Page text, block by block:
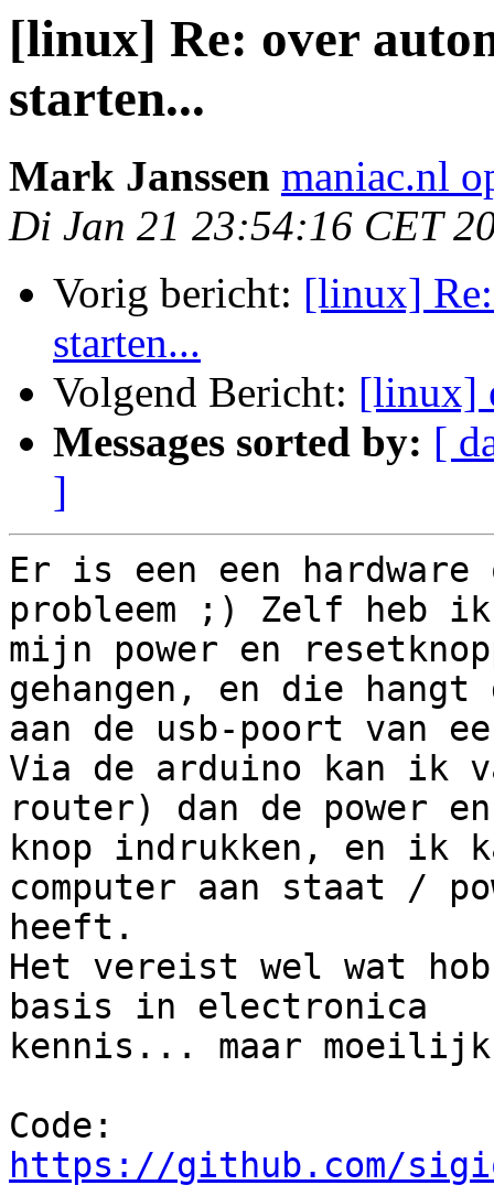
[linux] Re: over
starten...
Mark Janssen maniac.nl
Di Jan 21 23:54:16 CET
Vorig bericht: [linux] Re:
starten...
Volgend Bericht: [linux]
Messages sorted by: [
]
Er is een een
probleem ;) Zelf heb ik
mijn power en
gehangen, en die hangt
aan de usb-poort van
Via de arduino kan ik
router) dan de power
knop indrukken, en ik
computer aan staat /
heeft.
Het vereist wel wat
basis in electronica
kennis... maar
https://github.com/